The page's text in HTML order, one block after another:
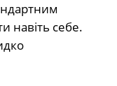
навіть себе.